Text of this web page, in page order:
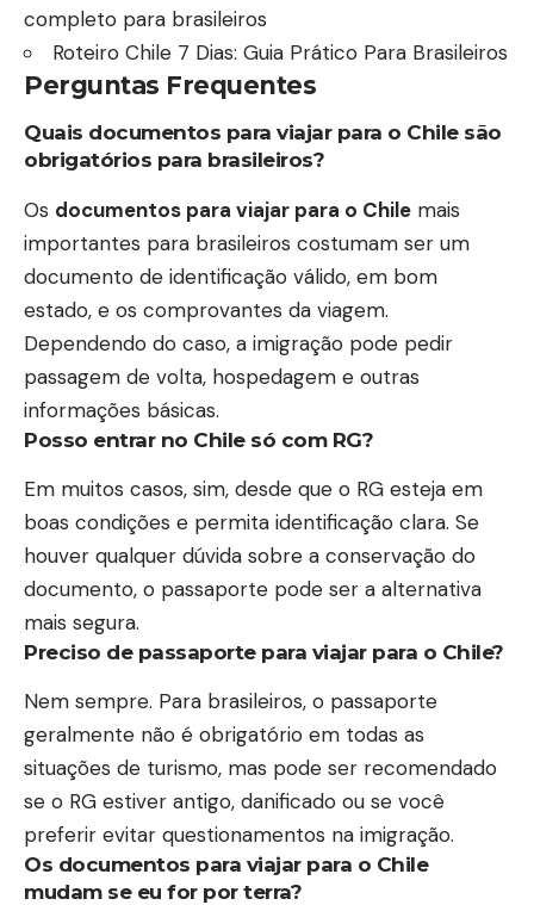
completo para brasileiros
Roteiro Chile 7 Dias: Guia Prático Para Brasileiros
Perguntas Frequentes
Quais documentos para viajar para o Chile são
obrigatórios para brasileiros?
Os documentos para viajar para o Chile mais
importantes para brasileiros costumam ser um
documento de identificação válido, em bom
estado, e os comprovantes da viagem.
Dependendo do caso, a imigração pode pedir
passagem de volta, hospedagem e outras
informações básicas.
Posso entrar no Chile só com RG?
Em muitos casos, sim, desde que o RG esteja em
boas condições e permita identificação clara. Se
houver qualquer dúvida sobre a conservação do
documento, o passaporte pode ser a alternativa
mais segura.
Preciso de passaporte para viajar para o Chile?
Nem sempre. Para brasileiros, o passaporte
geralmente não é obrigatório em todas as
situações de turismo, mas pode ser recomendado
se o RG estiver antigo, danificado ou se você
preferir evitar questionamentos na imigração.
Os documentos para viajar para o Chile
mudam se eu for por terra?